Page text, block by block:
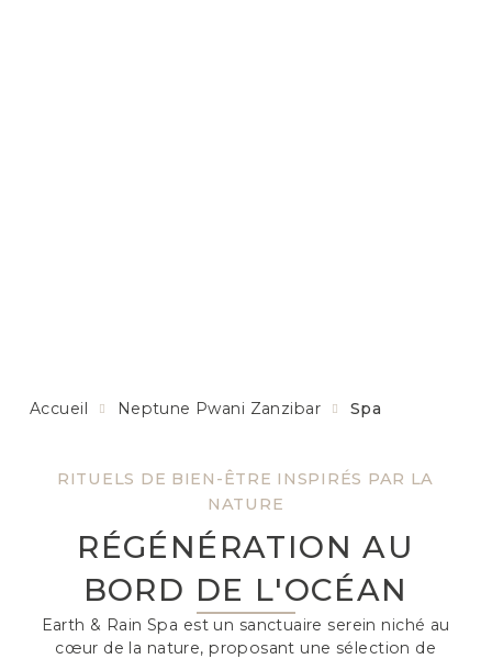
RITUELS DE BIEN-ÊTRE INSPIRÉS PAR LA
NATURE
RÉGÉNÉRATION AU
BORD DE L'OCÉAN
Earth & Rain Spa est un sanctuaire serein niché au
cœur de la nature, proposant une sélection de
Accueil Neptune Pwani Zanzibar Spa